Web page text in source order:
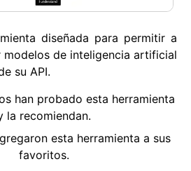
diseñada para permitir a
modelos de inteligencia artificial
su API.
han probado esta herramienta
la recomiendan.
esta herramienta a sus
favoritos.